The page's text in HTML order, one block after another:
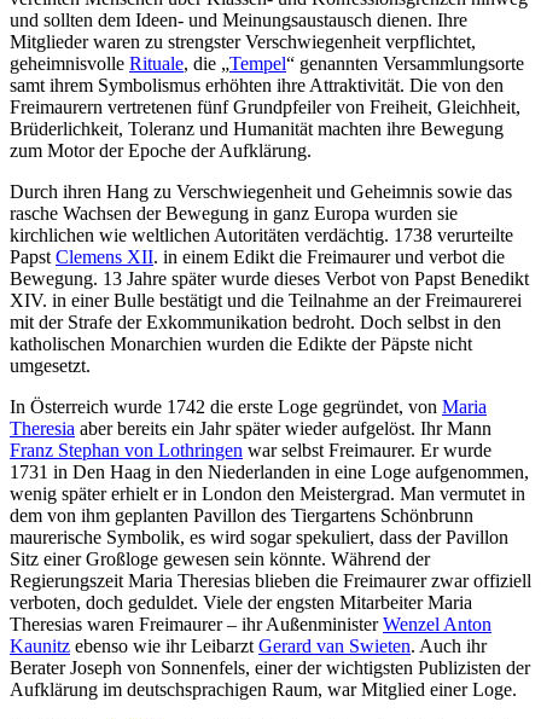
und sollten dem Ideen- und Meinungsaustausch dienen. Ihre
Mitglieder waren zu strengster Verschwiegenheit verpflichtet,
geheimnisvolle Rituale, die „Tempel“ genannten Versammlungsorte
samt ihrem Symbolismus erhöhten ihre Attraktivität. Die von den
Freimaurern vertretenen fünf Grundpfeiler von Freiheit, Gleichheit,
Brüderlichkeit, Toleranz und Humanität machten ihre Bewegung
zum Motor der Epoche der Aufklärung.
Durch ihren Hang zu Verschwiegenheit und Geheimnis sowie das
rasche Wachsen der Bewegung in ganz Europa wurden sie
kirchlichen wie weltlichen Autoritäten verdächtig. 1738 verurteilte
PapstClemens XII. in einem Edikt die Freimaurer und verbot die
Bewegung. 13 Jahre später wurde dieses Verbot von Papst Benedikt
XIV. in einer Bulle bestätigt und die Teilnahme an der Freimaurerei
mit der Strafe der Exkommunikation bedroht. Doch selbst in den
katholischen Monarchien wurden die Edikte der Päpste nicht
umgesetzt.
In Österreich wurde 1742 die erste Loge gegründet, von Maria
Theresia aber bereits ein Jahr später wieder aufgelöst. Ihr Mann
Franz Stephan von Lothringen war selbst Freimaurer. Er wurde
1731 in Den Haag in den Niederlanden in eine Loge aufgenommen,
wenig später erhielt er in London den Meistergrad. Man vermutet in
dem von ihm geplanten Pavillon des Tiergartens Schönbrunn
maurerische Symbolik, es wird sogar spekuliert, dass der Pavillon
Sitz einer Großloge gewesen sein könnte. Während der
Regierungszeit Maria Theresias blieben die Freimaurer zwar offiziell
verboten, doch geduldet. Viele der engsten Mitarbeiter Maria
Theresias waren Freimaurer – ihr AußenministerWenzel Anton
Kaunitz ebenso wie ihr LeibarztGerard van Swieten. Auch ihr
Berater Joseph von Sonnenfels, einer der wichtigsten Publizisten der
Aufklärung im deutschsprachigen Raum, war Mitglied einer Loge.